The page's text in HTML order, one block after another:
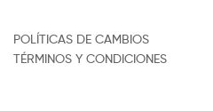
POLÍTICAS DE CAMBIOS
TÉRMINOS Y CONDICIONES